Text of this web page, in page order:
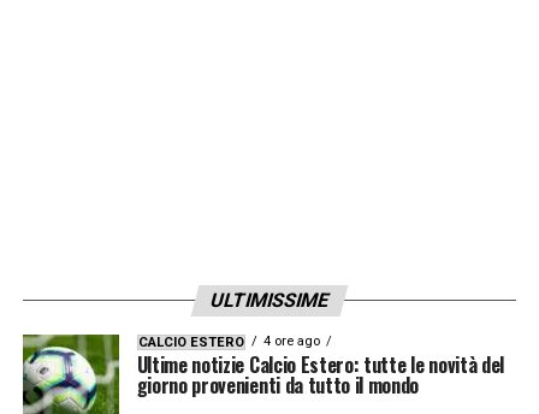
ULTIMISSIME
CALCIO ESTERO 4 ore ago
Ultime notizie Calcio Estero: tutte le novità del
giorno provenienti da tutto il mondo